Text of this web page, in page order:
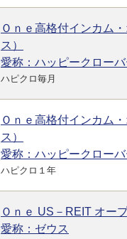
Ｏｎｅ高格付インカム
ス）
愛称：ハッピークロー
ハピクロ毎月
Ｏｎｅ高格付インカム
ス）
愛称：ハッピークロー
ハピクロ１年
Ｏｎｅ US－REIT オー
愛称：ゼウス